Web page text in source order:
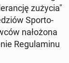
zużycia"
Spor­to­
na­ło­żo­na
Re­gu­la­mi­nu